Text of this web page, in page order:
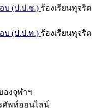
บ (ป.ป.ช.) ร้องเรียนทุจริต
บ (ป.ป.ท.) ร้องเรียนทุจริต
องจุฬาฯ
ศัพท์ออนไลน์